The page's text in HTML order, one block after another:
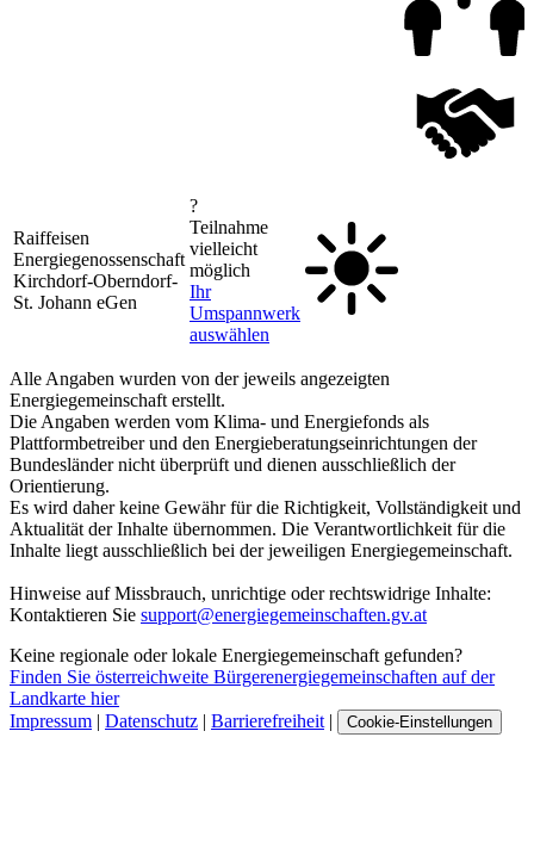
Raiffeisen
Energiegenossenschaft
Kirchdorf-Oberndorf-
St. Johann eGen
?
Teilnahme
vielleicht
möglich
Ihr
Umspannwerk
auswählen
Alle Angaben wurden von der jeweils angezeigten
Energiegemeinschaft erstellt.
Die Angaben werden vom Klima- und Energiefonds als
Plattformbetreiber und den Energieberatungseinrichtungen der
Bundesländer nicht überprüft und dienen ausschließlich der
Orientierung.
Es wird daher keine Gewähr für die Richtigkeit, Vollständigkeit und
Aktualität der Inhalte übernommen. Die Verantwortlichkeit für die
Inhalte liegt ausschließlich bei der jeweiligen Energiegemeinschaft.
Hinweise auf Missbrauch, unrichtige oder rechtswidrige Inhalte:
Kontaktieren Sie support@energiegemeinschaften.gv.at
Keine regionale oder lokale Energiegemeinschaft gefunden?
Finden Sie österreichweite Bürgerenergiegemeinschaften auf der
Landkarte hier
Impressum | Datenschutz | Barrierefreiheit | Cookie-Einstellungen